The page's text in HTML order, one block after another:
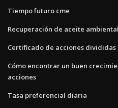
Tiempo futuro cme
Recuperación de aceite
Certificado de acciones divididas
Cómo encontrar un buen
acciones
Tasa preferencial diaria